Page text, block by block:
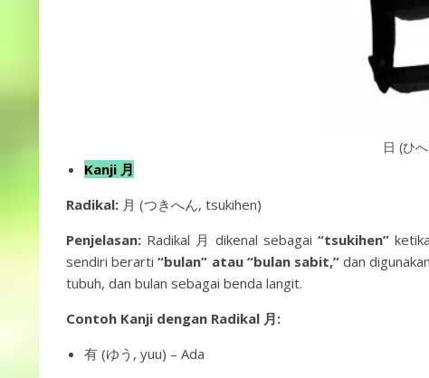
日 (ひ
Kanji 月
Radikal: 月 (つきへん, tsukihen)
Penjelasan: Radikal 月 dikenal sebagai “tsukihen”
sendiri berarti“bulan” atau “bulan sabit,”dan
tubuh, dan bulan sebagai benda langit.
Contoh Kanji dengan Radikal 月:
有 (ゆう, yuu) – Ada